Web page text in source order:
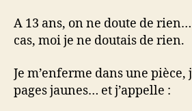
A 13 ans, on ne doute de
cas, moi je ne doutais de rien.
Je m’enferme dans une pièce,
pages jaunes… et j’appelle :